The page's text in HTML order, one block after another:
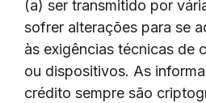
(a) ser transmitido por
sofrer alterações para se
às exigências técnicas de
ou dispositivos. As
crédito sempre são